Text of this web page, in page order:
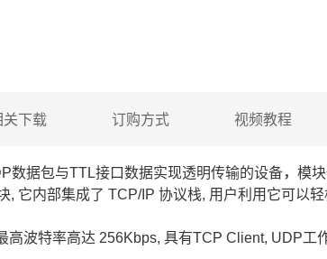
关下载 订购方式 视频教程
据包与TTL接口数据实现透明传输的设备，模
它内部集成了 TCP/IP 协议栈, 用户利用它可以
波特率高达 256Kbps, 具有TCP Client, UDP工